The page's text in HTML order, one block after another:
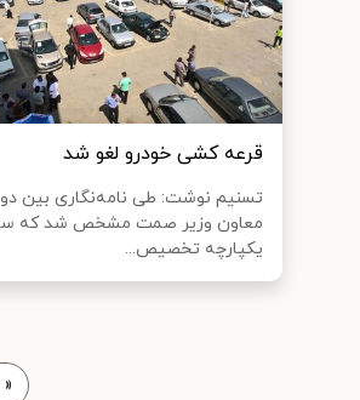
قرعه کشی خودرو لغو شد
تسنیم نوشت: طی نامه‌نگاری بین دو
معاون وزیر صمت مشخص شد که
یکپارچه تخصیص...
«